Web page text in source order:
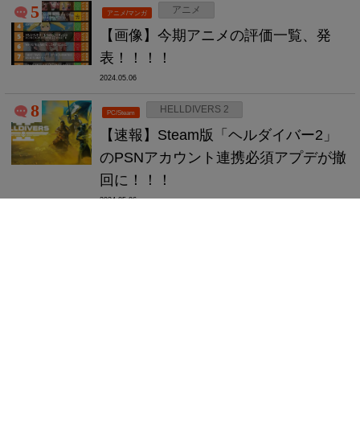
アニメ/マンガ アニメ
【画像】今期アニメの評価一覧、発
表！！！！
2024.05.06
5
PC/Steam HELLDIVERS 2
【速報】Steam版「ヘルダイバー2」
のPSNアカウント連携必須アプデが撤
回に！！！
2024.05.06
8